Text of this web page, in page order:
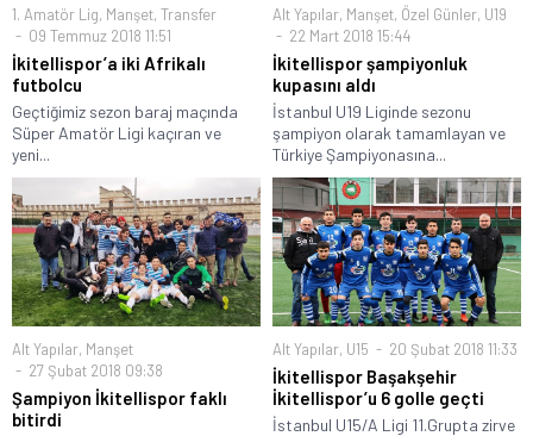
1. Amatör Lig, Manşet, Transfer
09 Temmuz 2018 11:51
İkitellispor’a iki Afrikalı
futbolcu
Geçtiğimiz sezon baraj maçında
Süper Amatör Ligi kaçıran ve
yeni...
Alt Yapılar, Manşet, Özel Günler, U19
22 Mart 2018 15:44
İkitellispor şampiyonluk
kupasını aldı
İstanbul U19 Liginde sezonu
şampiyon olarak tamamlayan ve
Türkiye Şampiyonasına...
Alt Yapılar, Manşet
27 Şubat 2018 09:38
Şampiyon İkitellispor faklı
bitirdi
Alt Yapılar, U15 20 Şubat 2018 11:33
İkitellispor Başakşehir
İkitellispor’u 6 golle geçti
İstanbul U15/A Ligi 11.Grupta zirve